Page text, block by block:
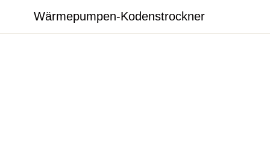
Wärmepumpen-Kodenstrockner